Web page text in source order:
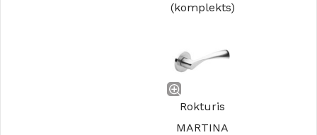
(komplekts)
Rokturis
MARTINA